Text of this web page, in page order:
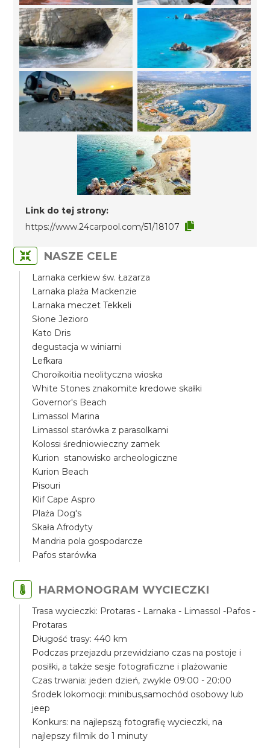
Link do tej strony:
https://www.24carpool.com/51/18107
NASZE CELE
Larnaka cerkiew św. Łazarza
Larnaka plaża Mackenzie
Larnaka meczet Tekkeli
Słone Jezioro
Kato Dris
degustacja w winiarni
Lefkara
Choroikoitia neolityczna wioska
White Stones znakomite kredowe skałki
Governor's Beach
Limassol Marina
Limassol starówka z parasolkami
Kolossi średniowieczny zamek
Kurion stanowisko archeologiczne
Kurion Beach
Pisouri
Klif Cape Aspro
Plaża Dog's
Skała Afrodyty
Mandria pola gospodarcze
Pafos starówka
HARMONOGRAM WYCIECZKI
Trasa wycieczki: Protaras - Larnaka - Limassol -Pafos -
Protaras
Długość trasy: 440 km
Podczas przejazdu przewidziano czas na postoje i
posiłki, a także sesje fotograficzne i plażowanie
Czas trwania: jeden dzień, zwykle 09:00 - 20:00
Środek lokomocji: minibus,samochód osobowy lub
jeep
Konkurs: na najlepszą fotografię wycieczki, na
najlepszy filmik do 1 minuty